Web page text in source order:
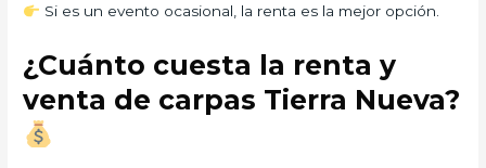
Si es un evento ocasional, la renta es la mejor opción.
¿Cuánto cuesta la renta y
venta de carpas Tierra Nueva?